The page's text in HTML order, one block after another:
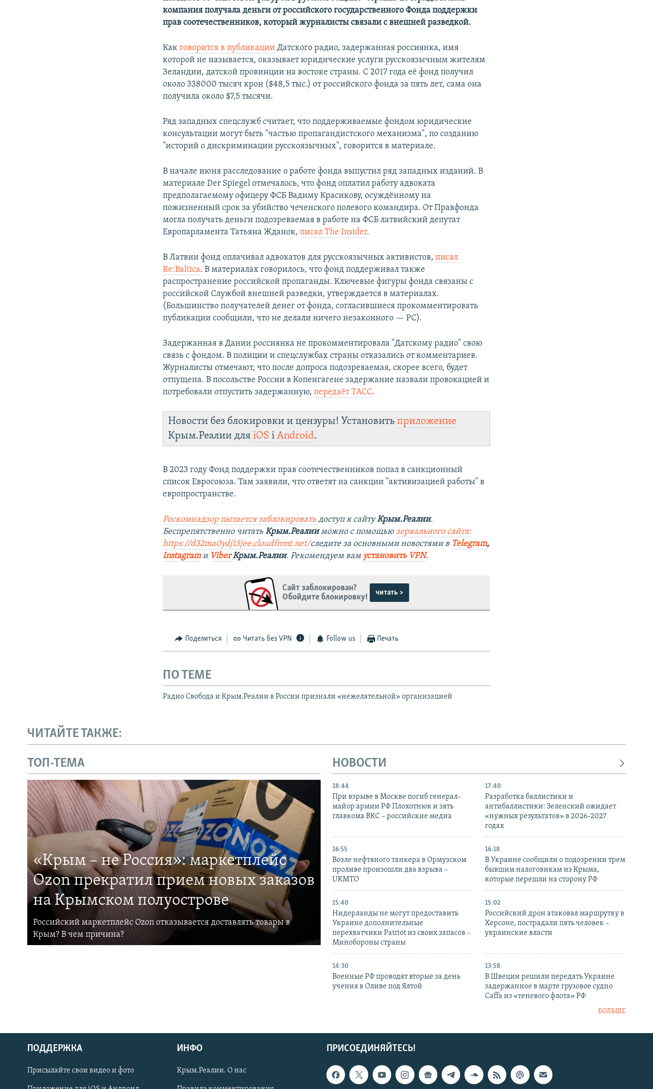
Українською
Qırımtatar
компания получала деньги от российского государственного Фонда поддержки
прав соотечественников, который журналисты связали с внешней разведкой.
Какговорится в публикации Датского радио, задержанная россиянка, имя
которой не называется, оказывает юридические услуги русскоязычным жителям
Зеландии, датской провинции на востоке страны. С 2017 года её фонд получил
около 338000 тысяч крон ($48,5 тыс.) от российского фонда за пять лет, сама она
получила около $7,5 тысячи.
Ряд западных спецслужб считает, что поддерживаемые фондом юридические
консультации могут быть "частью пропагандистского механизма", по созданию
"историй о дискриминации русскоязычных", говорится в материале.
В начале июня расследование о работе фонда выпустил ряд западных изданий. В
материале Der Spiegel отмечалось, что фонд оплатил работу адвоката
предполагаемому офицеру ФСБ Вадиму Красикову, осуждённому на
пожизненный срок за убийство чеченского полевого командира. От Правфонда
могла получать деньги подозреваемая в работе на ФСБ латвийский депутат
Европарламента Татьяна Жданок,писал The Insider.
В Латвии фонд оплачивал адвокатов для русскоязычных активистов,писал
Re:Baltica. В материалах говорилось, что фонд поддерживал также
распространение российской пропаганды. Ключевые фигуры фонда связаны с
российской Службой внешней разведки, утверждается в материалах.
(Большинство получателей денег от фонда, согласившиеся прокомментировать
публикации сообщили, что не делали ничего незаконного — РС).
Задержанная в Дании россиянка не прокомментировала "Датскому радио" свою
связь с фондом. В полиции и спецслужбах страны отказались от комментариев.
Журналисты отмечают, что после допроса подозреваемая, скорее всего, будет
отпущена. В посольстве России в Копенгагене задержание назвали провокацией и
потребовали отпустить задержанную,передаёт ТАСС.
Новости без блокировки и цензуры! Установитьприложение
Крым.Реалии дляiOS іAndroid.
В 2023 году Фонд поддержки прав соотечественников попал в санкционный
список Евросоюза. Там заявили, что ответят на санкции "активизацией работы" в
европространстве.
Роскомнадзор пытается заблокировать доступ к сайтуКрым.Реалии.
Беспрепятственно читатьКрым.Реалииможно с помощьюзеркального сайта:
https://d32ma0ydj15jee.cloudfront.net/следите за основными новостями в Telegram,
Instagramи Viber Крым.Реалии. Рекомендуем вам установить VPN.
Сайт заблокирован?
Обойдите блокировку!
читать >
Поделиться Читать без VPN Follow us Печать
ПО ТЕМЕ
Радио Свобода и Крым.Реалии в России признали «нежелательной» организацией
ЧИТАЙТЕ ТАКЖЕ:
ТОП-ТЕМА
«Крым – не Россия»: маркетплейс
Ozon прекратил прием новых заказов
на Крымском полуострове
Российский маркетплейс Ozon отказывается доставлять товары в
Крым? В чем причина?
НОВОСТИ
18:44
При взрыве в Москве погиб генерал-
майор армии РФ Плохотнюк и зять
главкома ВКС – российские медиа
17:40
Разработка баллистики и
антибаллистики: Зеленский ожидает
«нужных результатов» в 2026-2027
годах
16:55
Возле нефтяного танкера в Ормузском
проливе произошли два взрыва –
UKMTO
16:18
В Украине сообщили о подозрении трем
бывшим налоговикам из Крыма,
которые перешли на сторону РФ
15:40
Нидерланды не могут предоставить
Украине дополнительные
перехватчики Patriot из своих запасов –
Минобороны страны
15:02
Российский дрон атаковал маршрутку в
Херсоне, пострадали пять человек –
украинские власти
14:30
Военные РФ проводят вторые за день
учения в Оливе под Ялтой
13:58
В Швеции решили передать Украине
задержанное в марте грузовое судно
Caffa из «теневого флота» РФ
БОЛЬШЕ
ПРИСОЕДИНЯЙТЕСЬ!
ПОДДЕРЖКА
Присылайте свои видео и фото
ИНФО
Крым.Реалии. О нас